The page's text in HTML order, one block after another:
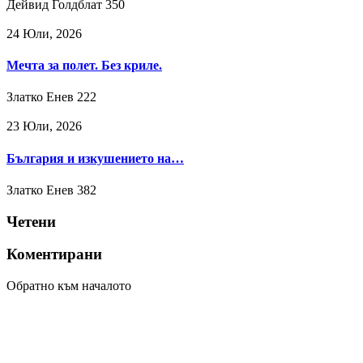
Дейвид Голдблат 350
24 Юли, 2026
Мечта за полет. Без криле.
Златко Енев 222
23 Юли, 2026
България и изкушението на…
Златко Енев 382
Четени
Коментирани
Обратно към началото